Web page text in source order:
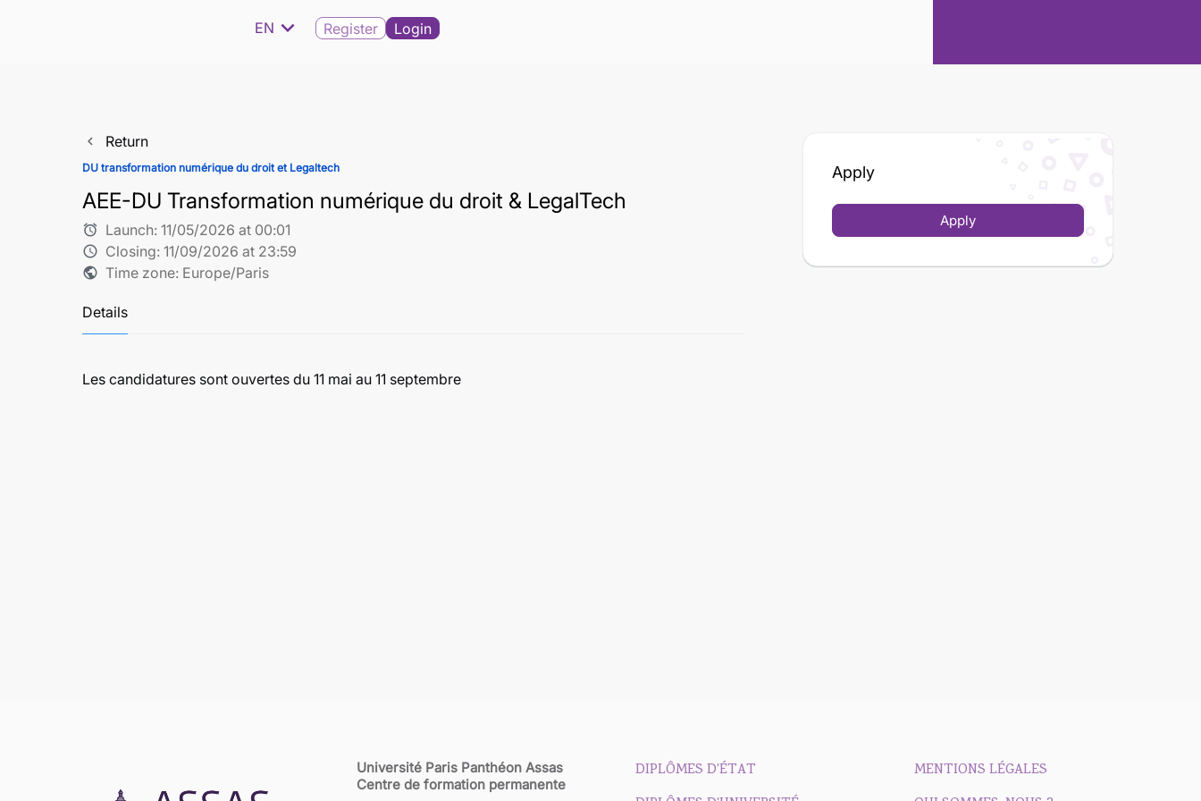
EN expand_more Register Login
navigate_before Return
DU transformation numérique du droit et Legaltech
AEE-DU Transformation numérique du droit & LegalTech
alarm Launch: 11/05/2026 at 00:01
schedule Closing: 11/09/2026 at 23:59
public Time zone: Europe/Paris
Details
Les candidatures sont ouvertes du 11 mai au 11 septembre
Apply
Apply
Université Paris Panthéon Assas
Centre de formation permanente
DIPLÔMES D'ÉTAT
MENTIONS LÉGALES